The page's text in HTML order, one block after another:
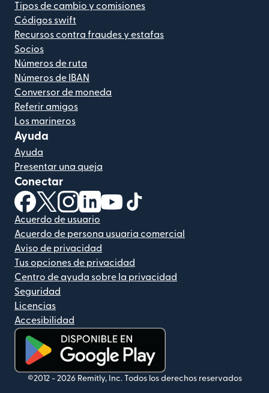
Tipos de cambio y comisiones
Códigos swift
Recursos contra fraudes y estafas
Socios
Números de ruta
Números de IBAN
Conversor de moneda
Referir amigos
Los marineros
Ayuda
Ayuda
Presentar una queja
Conectar
(se abre en una ventana nueva)
(se abre en una ventana nueva)
(se abre en una ventana nueva)
(se abre en una ventana nueva)
(se abre en una ventana nueva)
Acuerdo de usuario
Acuerdo de persona usuaria comercial
Aviso de privacidad
Tus opciones de privacidad
Centro de ayuda sobre la privacidad
Seguridad
Licencias
Accesibilidad
(se abre en una ventana nueva)
©2012 - 2026 Remitly, Inc. Todos los derechos reservados